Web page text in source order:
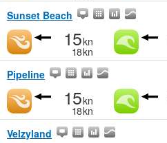
Sunset Beach
15kn
18kn
Pipeline
15kn
18kn
Velzyland